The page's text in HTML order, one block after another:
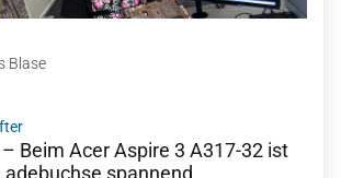
Blase
Beim Acer Aspire 3 A317-32 ist
spannend